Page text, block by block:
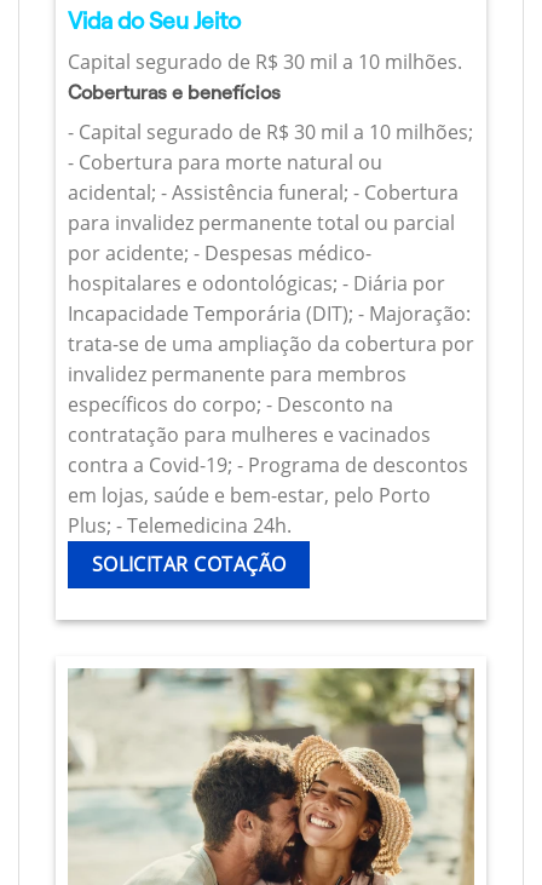
Vida do Seu Jeito
Capital segurado de R$ 30 mil a 10 milhões.
Coberturas e benefícios
- Capital segurado de R$ 30 mil a 10 milhões;
- Cobertura para morte natural ou
acidental; - Assistência funeral; - Cobertura
para invalidez permanente total ou parcial
por acidente; - Despesas médico-
hospitalares e odontológicas; - Diária por
Incapacidade Temporária (DIT); - Majoração:
trata-se de uma ampliação da cobertura por
invalidez permanente para membros
específicos do corpo; - Desconto na
contratação para mulheres e vacinados
contra a Covid-19; - Programa de descontos
em lojas, saúde e bem-estar, pelo Porto
Plus; - Telemedicina 24h.
SOLICITAR COTAÇÃO